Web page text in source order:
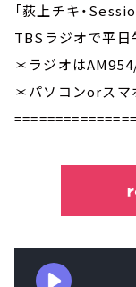
「荻上チキ・
TBSラジオで平日
＊ラジオは
＊パソコンorスマ